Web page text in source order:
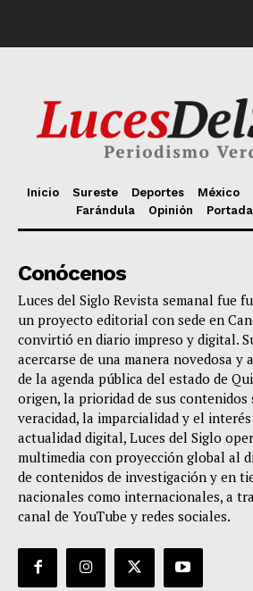
Inicio Sureste Deportes México
Farándula
Opinión Portada
Conócenos
Luces del Siglo Revista semanal fue
un proyecto editorial con sede en
convirtió en diario impreso y digital.
acercarse de una manera novedosa y
de la agenda pública del estado de
origen, la prioridad de sus contenidos
veracidad, la imparcialidad y el
actualidad digital, Luces del Siglo
multimedia con proyección global al
de contenidos de investigación y en
nacionales como internacionales, a
canal de YouTube y redes sociales.